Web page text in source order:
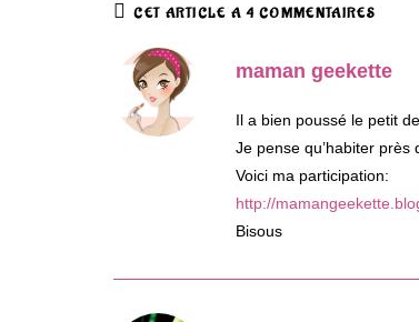
CET ARTICLE A 4 COMMENTAIRES
maman geekette
Il a bien poussé le petit
Je pense qu’habiter près
Voici ma participation:
http://
Bisous